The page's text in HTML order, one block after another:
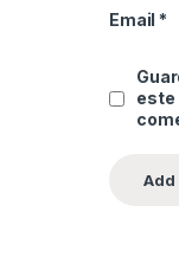
Email *
este